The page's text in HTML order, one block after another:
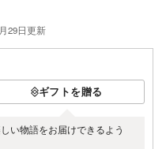
29日更新
ギフトを贈る
い物語をお届けできるよう